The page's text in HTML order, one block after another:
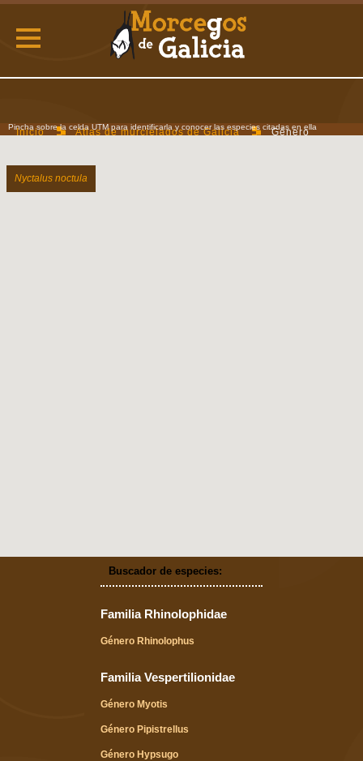
Inicio Atlas de murcielagos de Galicia
Género
Nyctalus noctula
Pincha sobre la celda UTM para identificarla y conocer las especies citadas en ella
Buscador de especies:
Familia Rhinolophidae
Género Rhinolophus
Familia Vespertilionidae
Género Myotis
Género Pipistrellus
Género Hypsugo